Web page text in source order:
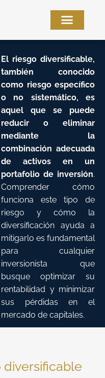
El riesgo diversificable,
también conocido
como riesgo específico
o no sistemático, es
aquel que se puede
reducir o eliminar
mediante la
combinación adecuada
de activos en un
portafolio de inversión.
Comprender cómo
funciona este tipo de
riesgo y cómo la
diversificación ayuda a
mitigarlo es fundamental
para cualquier
inversionista que
busque optimizar su
rentabilidad y minimizar
sus pérdidas en el
mercado de capitales.
diversificable